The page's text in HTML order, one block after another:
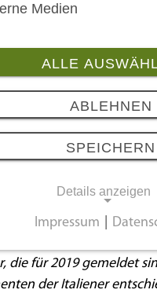
2 Bilder
Hightech für die
Bremssysteme ist und
Dinge, vor allem in der
die für 2019 gemeldet
der Italiener
Medien
ALLE
ABLEHNEN
SPEICHERN
Details anzeigen
Cookies
Funktionen
Impressum